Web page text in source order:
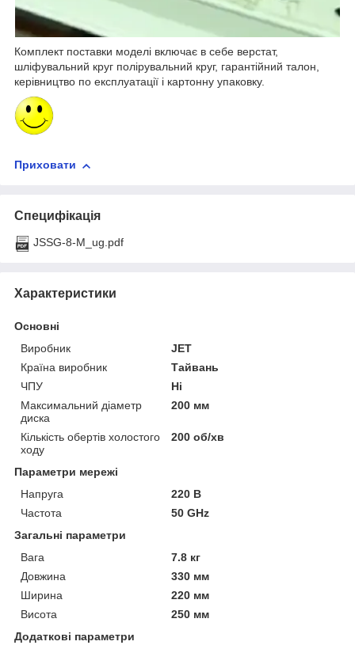
Комплект поставки моделі включає в себе верстат,
шліфувальний круг полірувальний круг, гарантійний талон,
керівництво по експлуатації і картонну упаковку.
Приховати
Специфікація
JSSG-8-M_ug.pdf
Характеристики
Основні
Виробник
JET
Країна виробник
Тайвань
ЧПУ
Ні
Максимальний діаметр
диска
200 мм
Кількість обертів холостого
ходу
200 об/хв
Параметри мережі
Напруга
220 В
Частота
50 GHz
Загальні параметри
Вага
7.8 кг
Довжина
330 мм
Ширина
220 мм
Висота
250 мм
Додаткові параметри